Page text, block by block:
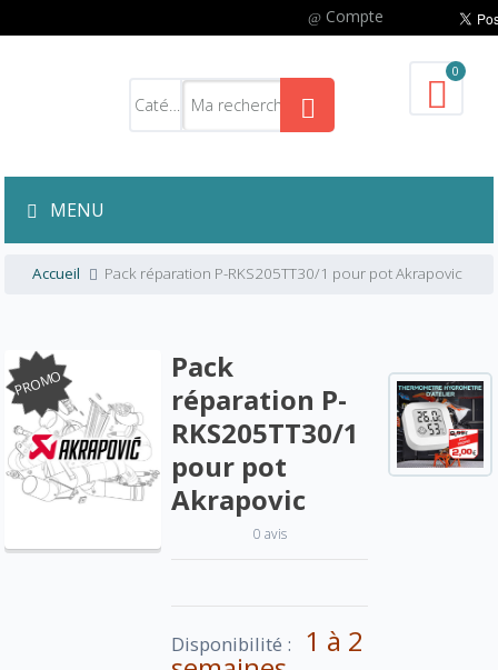
Compte
0
MENU
Accueil Pack réparation P-RKS205TT30/1 pour pot Akrapovic
PROMO
Pack
réparation P-
RKS205TT30/1
pour pot
Akrapovic
0 avis
Disponibilité : 1 à 2